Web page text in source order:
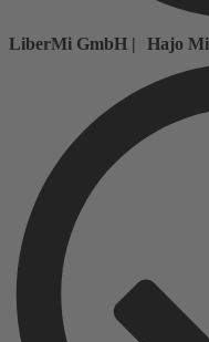
LiberMi GmbH | Hajo